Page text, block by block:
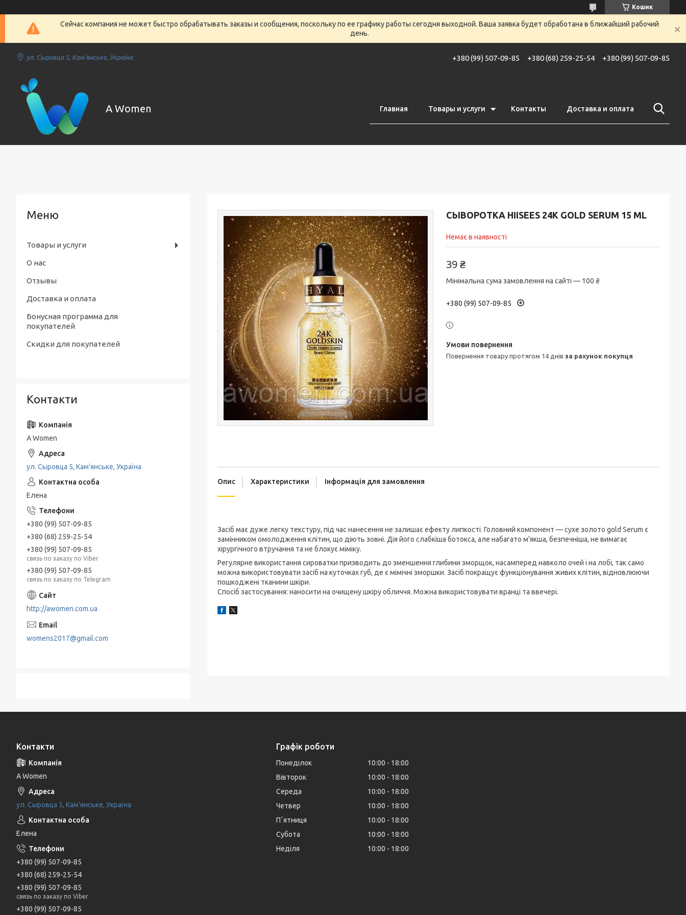
Кошик
Сейчас компания не может быстро обрабатывать заказы и сообщения, поскольку по ее графику работы сегодня выходной. Ваша заявка будет обработана в ближайший рабочий
день.
ул. Сыровца 5, Кам'янське, Україна +380 (99) 507-09-85 +380 (68) 259-25-54 +380 (99) 507-09-85
A Women Главная Товары и услуги Контакты Доставка и оплата
СЫВОРОТКА HIISEES 24K GOLD SERUM 15 ML
Немає в наявності
39 ₴
Мінімальна сума замовлення на сайті — 100 ₴
+380 (99) 507-09-85
повернення товару протягом 14 днів за рахунок покупця
Опис Характеристики Інформація для замовлення
Засіб має дуже легку текстуру, під час нанесення не залишає ефекту липкості. Головний компонент — сухе золото gold Serum є
замінником омолодження клітин, що діють зовні. Дія його слабкіша ботокса, але набагато м'якша, безпечніша, не вимагає
хірургічного втручання та не блокує міміку.
Регулярне використання сироватки призводить до зменшення глибини зморщок, насамперед навколо очей і на лобі, так само
можна використовувати засіб на куточках губ, де є мімічні зморшки. Засіб покращує функціонування живих клітин, відновлюючи
пошкоджені тканини шкіри.
Спосіб застосування: наносити на очищену шкіру обличчя. Можна використовувати вранці та ввечері.
Товары и услуги
О нас
Отзывы
Доставка и оплата
Бонусная программа для
покупателей
Скидки для покупателей
Контакти
A Women
ул. Сыровца 5, Кам'янське, Україна
Елена
+380 (99) 507-09-85
+380 (68) 259-25-54
+380 (99) 507-09-85
связь по заказу по Viber
+380 (99) 507-09-85
связь по заказу по Telegram
http://awomen.com.ua
womens2017@gmail.com
Контакти
A Women
ул. Сыровца 5, Кам'янське, Україна
Елена
+380 (99) 507-09-85
+380 (68) 259-25-54
+380 (99) 507-09-85
связь по заказу по Viber
+380 (99) 507-09-85
Графік роботи
Понеділок 10:00
18:00
Вівторок
10:00
18:00
Середа
10:00
18:00
Четвер
10:00
18:00
Пʼятниця
10:00
18:00
Субота
10:00
18:00
Неділя
10:00 18:00